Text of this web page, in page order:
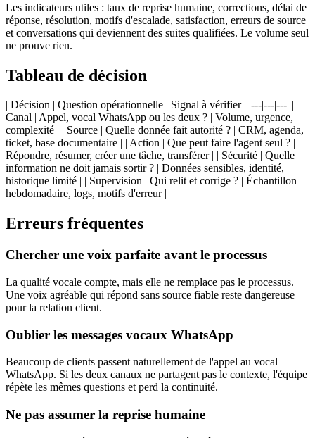
Les indicateurs utiles : taux de reprise humaine, corrections, délai de
réponse, résolution, motifs d'escalade, satisfaction, erreurs de source
et conversations qui deviennent des suites qualifiées. Le volume seul
ne prouve rien.
Tableau de décision
| Décision | Question opérationnelle | Signal à vérifier | |---|---|---| |
Canal | Appel, vocal WhatsApp ou les deux ? | Volume, urgence,
complexité | | Source | Quelle donnée fait autorité ? | CRM, agenda,
ticket, base documentaire | | Action | Que peut faire l'agent seul ? |
Répondre, résumer, créer une tâche, transférer | | Sécurité | Quelle
information ne doit jamais sortir ? | Données sensibles, identité,
historique limité | | Supervision | Qui relit et corrige ? | Échantillon
hebdomadaire, logs, motifs d'erreur |
Erreurs fréquentes
Chercher une voix parfaite avant le processus
La qualité vocale compte, mais elle ne remplace pas le processus.
Une voix agréable qui répond sans source fiable reste dangereuse
pour la relation client.
Oublier les messages vocaux WhatsApp
Beaucoup de clients passent naturellement de l'appel au vocal
WhatsApp. Si les deux canaux ne partagent pas le contexte, l'équipe
répète les mêmes questions et perd la continuité.
Ne pas assumer la reprise humaine